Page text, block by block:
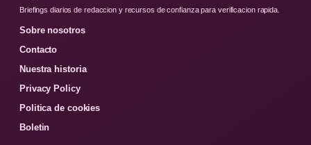
Briefings diarios de redaccion y recursos de confianza para verificacion rapida.
Sobre nosotros
Contacto
Nuestra historia
Privacy Policy
Politica de cookies
Boletin